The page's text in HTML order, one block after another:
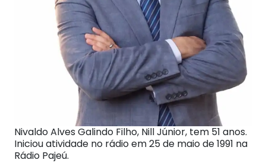
Nivaldo Alves Galindo Filho, Nill Júnior, tem 51 anos.
Iniciou atividade no rádio em 25 de maio de 1991 na
Rádio Pajeú.